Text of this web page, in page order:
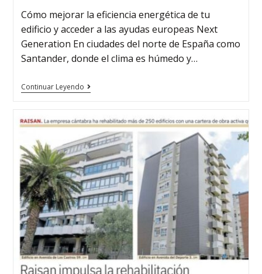
Cómo mejorar la eficiencia energética de tu
edificio y acceder a las ayudas europeas Next
Generation En ciudades del norte de España como
Santander, donde el clima es húmedo y…
Continuar Leyendo